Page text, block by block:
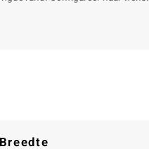
Breedte